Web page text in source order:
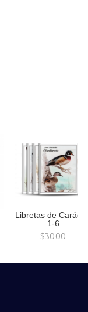
Libretas de
1-6
$30.00